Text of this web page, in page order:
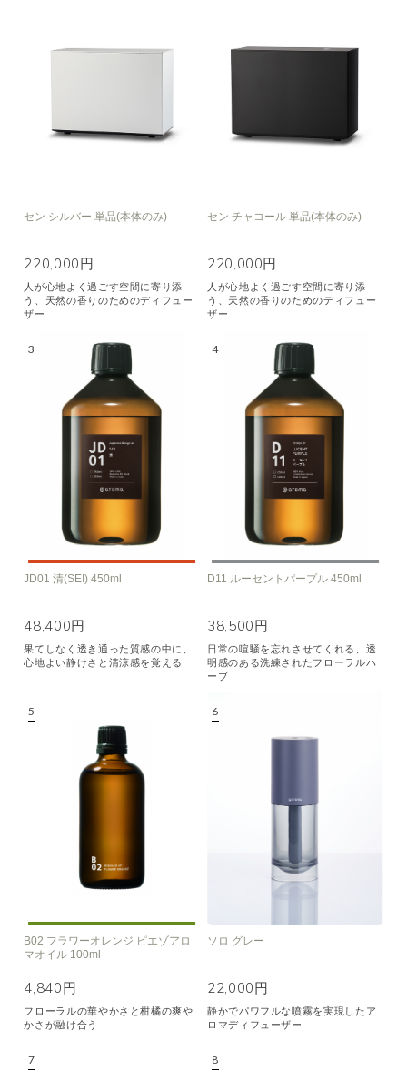
セン シルバー 単品(本体のみ)
220,000円
人が心地よく過ごす空間に寄り添
う、天然の香りのためのディフュー
ザー
セン チャコール 単品(本体のみ)
220,000円
人が心地よく過ごす空間に寄り添
う、天然の香りのためのディフュー
ザー
JD01 清(SEI) 450ml
48,400円
果てしなく透き通った質感の中に、
心地よい静けさと清涼感を覚える
D11 ルーセントパープル 450ml
38,500円
日常の喧騒を忘れさせてくれる、透
明感のある洗練されたフローラルハ
ーブ
B02 フラワーオレンジ ピエゾアロ
マオイル 100ml
4,840円
フローラルの華やかさと柑橘の爽や
かさが融け合う
ソロ グレー
22,000円
静かでパワフルな噴霧を実現したア
ロマディフューザー